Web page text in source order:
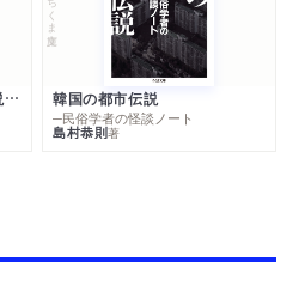
世界幻想文学大全 怪奇小説精華
ちくま文庫
韓国の都市伝説
─民俗学者の怪談ノート
島村恭則著